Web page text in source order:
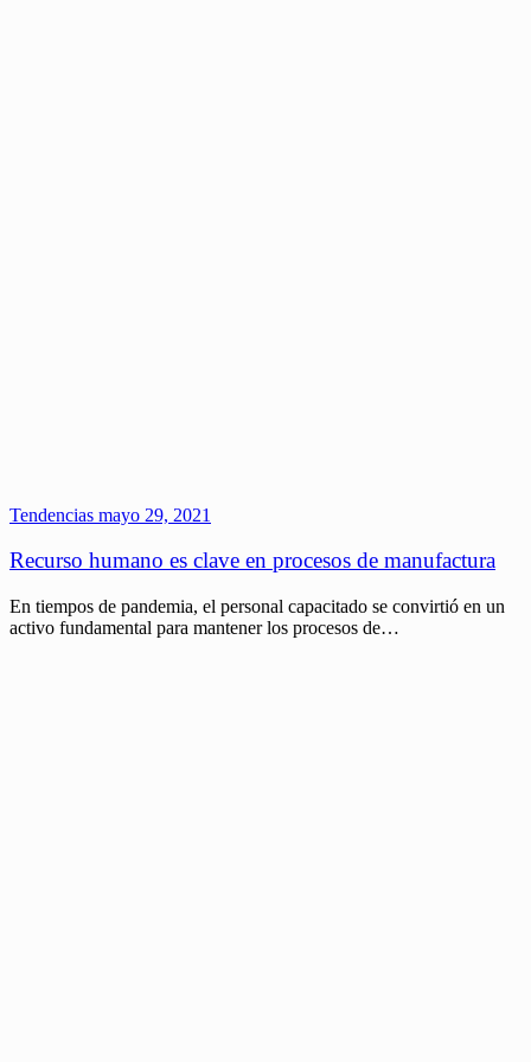
Tendencias mayo 29, 2021
Recurso humano es clave en procesos de manufactura
En tiempos de pandemia, el personal capacitado se convirtió en un
activo fundamental para mantener los procesos de…